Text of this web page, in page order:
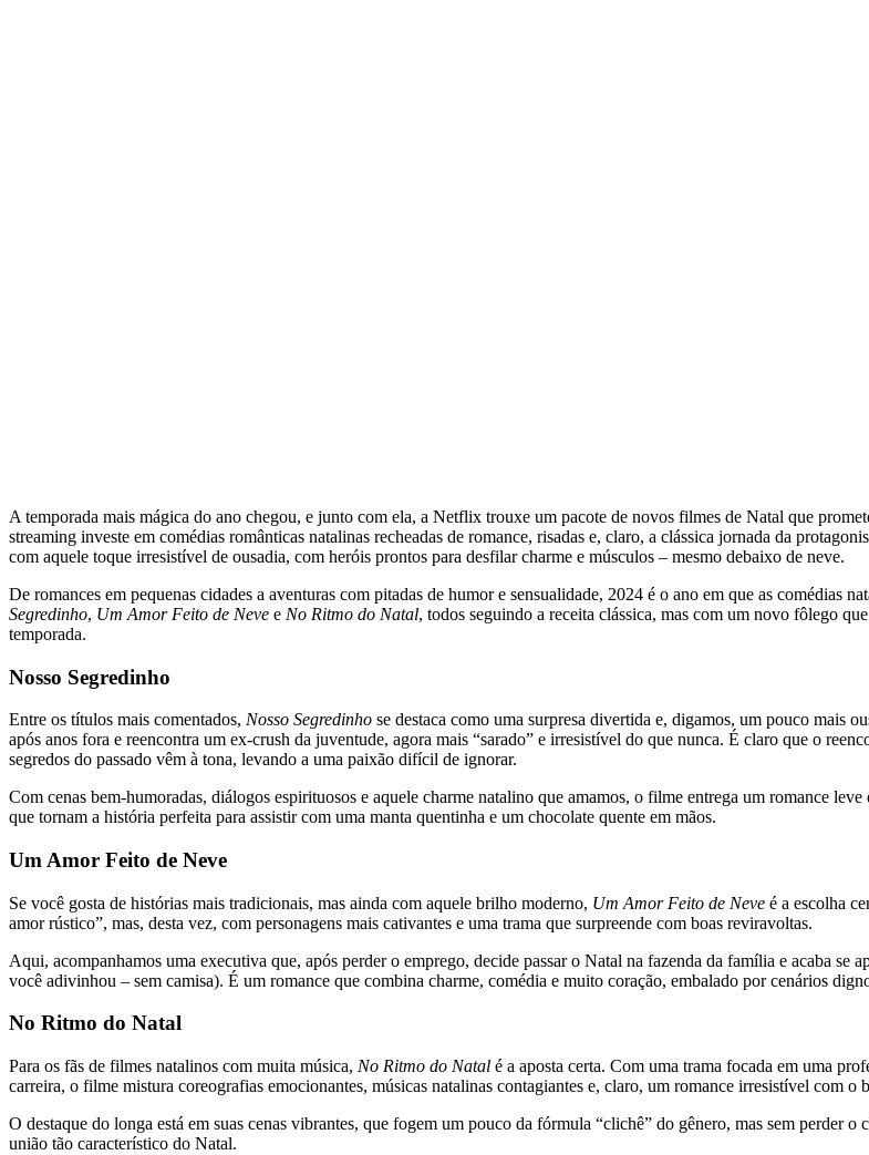
A temporada mais mágica do ano chegou, e junto com ela, a Netflix trouxe um pacote de novos filmes de Natal que
streaming investe em comédias românticas natalinas recheadas de romance, risadas e, claro, a clássica jornada da
com aquele toque irresistível de ousadia, com heróis prontos para desfilar charme e músculos – mesmo debaixo de neve.
De romances em pequenas cidades a aventuras com pitadas de humor e sensualidade, 2024 é o ano em que as comédias
Segredinho, Um Amor Feito de Neve e No Ritmo do Natal, todos seguindo a receita clássica, mas com um novo fôlego
temporada.
Nosso Segredinho
Entre os títulos mais comentados, Nosso Segredinho se destaca como uma surpresa divertida e, digamos, um pouco mais
após anos fora e reencontra um ex-crush da juventude, agora mais “sarado” e irresistível do que nunca. É claro que o
segredos do passado vêm à tona, levando a uma paixão difícil de ignorar.
Com cenas bem-humoradas, diálogos espirituosos e aquele charme natalino que amamos, o filme entrega um romance
que tornam a história perfeita para assistir com uma manta quentinha e um chocolate quente em mãos.
Um Amor Feito de Neve
Se você gosta de histórias mais tradicionais, mas ainda com aquele brilho moderno, Um Amor Feito de Neve é a escolha
amor rústico”, mas, desta vez, com personagens mais cativantes e uma trama que surpreende com boas reviravoltas.
Aqui, acompanhamos uma executiva que, após perder o emprego, decide passar o Natal na fazenda da família e acaba
você adivinhou – sem camisa). É um romance que combina charme, comédia e muito coração, embalado por cenários
No Ritmo do Natal
Para os fãs de filmes natalinos com muita música, No Ritmo do Natal é a aposta certa. Com uma trama focada em uma
carreira, o filme mistura coreografias emocionantes, músicas natalinas contagiantes e, claro, um romance irresistível com o
O destaque do longa está em suas cenas vibrantes, que fogem um pouco da fórmula “clichê” do gênero, mas sem perder
união tão característico do Natal.